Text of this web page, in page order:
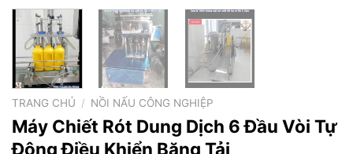
TRANG CHỦ / NỒI NẤU CÔNG NGHIỆP
Máy Chiết Rót Dung Dịch 6 Đầu Vòi Tự
Động Điều Khiển Băng Tải